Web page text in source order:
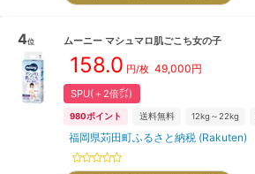
4位 ムーニー マシュマロ肌ごこち女の子
158.0 円/枚 49,000円
SPU(＋2倍㌽)
980ポイント 送料無料 12kg～22kg
福岡県苅田町ふるさと納税 (Rakuten)